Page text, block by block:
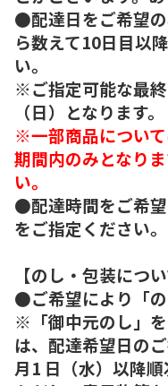
●配達日をご希望
ら数えて10日目以
い。
※ご指定可能な最
（日）となります。
※一部商品につい
期間内のみとなり
い。
●配達時間をご希
をご指定ください。
【のし・包装につい
●ご希望により「の
※「御中元のし」
は、配達希望日の
月1 日（水）以降順